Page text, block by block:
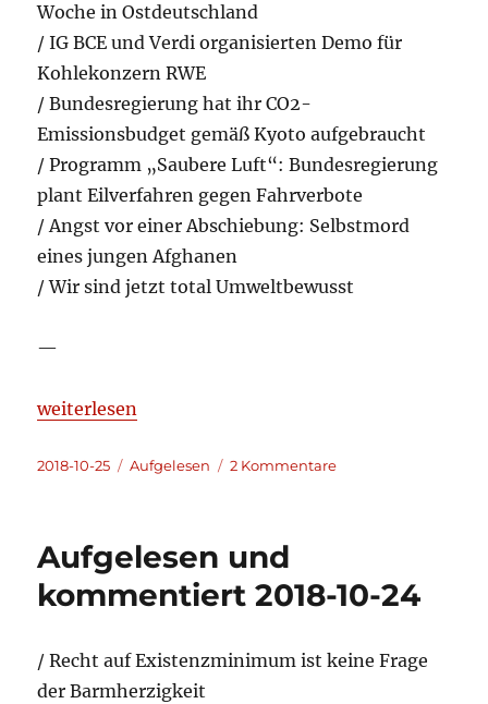
Woche in Ostdeutschland
/ IG BCE und Verdi organisierten Demo für
Kohlekonzern RWE
/ Bundesregierung hat ihr CO2-
Emissionsbudget gemäß Kyoto aufgebraucht
/ Programm „Saubere Luft“: Bundesregierung
plant Eilverfahren gegen Fahrverbote
/ Angst vor einer Abschiebung: Selbstmord
eines jungen Afghanen
/ Wir sind jetzt total Umweltbewusst
—
„Aufgelesen und kommentiert 2018-10-25“
weiterlesen
Veröffentlicht
2018-10-25 Kategorien
Aufgelesen 2 Kommentarezu
25
Aufgelesen und
kommentiert 2018-10-24
/ Recht auf Existenzminimum ist keine Frage
der Barmherzigkeit